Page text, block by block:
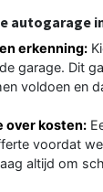
autogarage
erkenning:
garage. Dit
voldoen en
over kosten:
voordat
altijd om